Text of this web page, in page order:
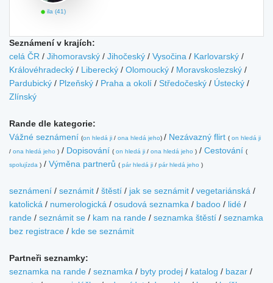
ila (41)
Seznámení v krajích:
celá ČR / Jihomoravský / Jihočeský / Vysočina / Karlovarský /
Královéhradecký / Liberecký / Olomoucký / Moravskoslezský /
Pardubický / Plzeňský / Praha a okolí / Středočeský / Ústecký /
Zlínský
Rande dle kategorie:
Vážné seznámení (on hledá ji / ona hledá jeho) / Nezávazný flirt ( on hledá ji
/ ona hledá jeho ) / Dopisování ( on hledá ji / ona hledá jeho ) / Cestování (
spolujízda ) / Výměna partnerů ( pár hledá ji / pár hledá jeho )
seznámení / seznámit / štěstí / jak se seznámit / vegetariánská /
katolická / numerologická / osudová seznamka / badoo / lidé /
rande / seznámit se / kam na rande / seznamka štěstí / seznamka
bez registrace / kde se seznámit
Partneři seznamky:
seznamka na rande / seznamka / byty prodej / katalog / bazar /